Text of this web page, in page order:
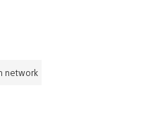
network